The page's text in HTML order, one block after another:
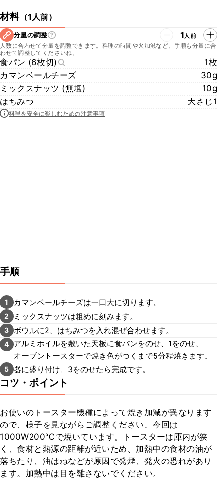
材料（1人前）
分量の調整 1人前
人数に合わせて分量を調整できます。料理の時間や火加減など、手順も分量に合
わせて調整してくださいね。
食パン (6枚切)
1枚
カマンベールチーズ
30g
ミックスナッツ (無塩)
10g
はちみつ
大さじ1
料理を安全に楽しむための注意事項
手順
1 カマンベールチーズは一口大に切ります。
2 ミックスナッツは粗めに刻みます。
3 ボウルに2、はちみつを入れ混ぜ合わせます。
4
アルミホイルを敷いた天板に食パンをのせ、1をのせ、
オーブントースターで焼き色がつくまで5分程焼きます。
5 器に盛り付け、3をのせたら完成です。
コツ・ポイント
お使いのトースター機種によって焼き加減が異なります
ので、様子を見ながらご調整ください。今回は
1000W200℃で焼いています。トースターは庫内が狭
く、食材と熱源の距離が近いため、加熱中の食材の油が
落ちたり、油はねなどが原因で発煙、発火の恐れがあり
ます。加熱中は目を離さないでください。